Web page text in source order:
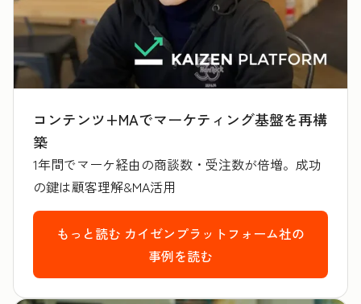
コンテンツ+MAでマーケティング基盤を再構
築
1年間でマーケ経由の商談数・受注数が倍増。成功
の鍵は顧客理解&MA活用
もっと読む カイゼンプラットフォーム社の
事例を読む